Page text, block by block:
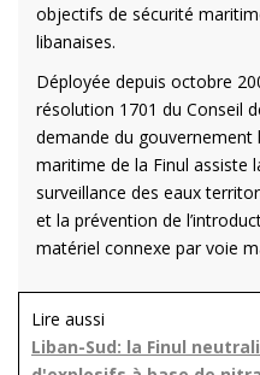
objectifs de sécurité
libanaises.
Déployée depuis octobre
résolution 1701 du Conseil
demande du gouvernement
maritime de la Finul assiste
surveillance des eaux
et la prévention de
matériel connexe par voie
Lire aussi
Liban-Sud: la Finul